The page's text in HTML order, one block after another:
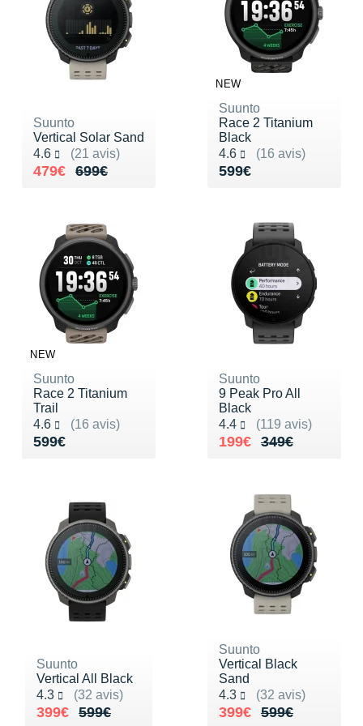
Suunto
Vertical Solar Sand
4.6
(21 avis)
Noté 4.6 sur 5
699€
Au lieu de 699€
479€
Vendu 479€
NEW
Suunto
Race 2 Titanium
Black
4.6
(16 avis)
Noté 4.6 sur 5
599€
Vendu 599€
NEW
Suunto
Race 2 Titanium
Trail
4.6
(16 avis)
Noté 4.6 sur 5
599€
Vendu 599€
Suunto
9 Peak Pro All
Black
4.4
(119 avis)
Noté 4.4 sur 5
349€
Au lieu de 349€
199€
Vendu 199€
Suunto
Vertical All Black
4.3
(32 avis)
Noté 4.3 sur 5
599€
Au lieu de 599€
399€
Vendu 399€
Suunto
Vertical Black
Sand
4.3
(32 avis)
Noté 4.3 sur 5
599€
Au lieu de 599€
399€
Vendu 399€